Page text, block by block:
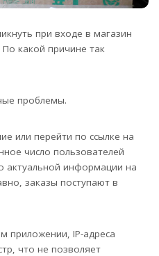
при входе в магазин
какой причине так
проблемы.
или перейти по ссылке на
число пользователей
актуальной информации на
заказы поступают в
приложении, IP-адреса
что не позволяет